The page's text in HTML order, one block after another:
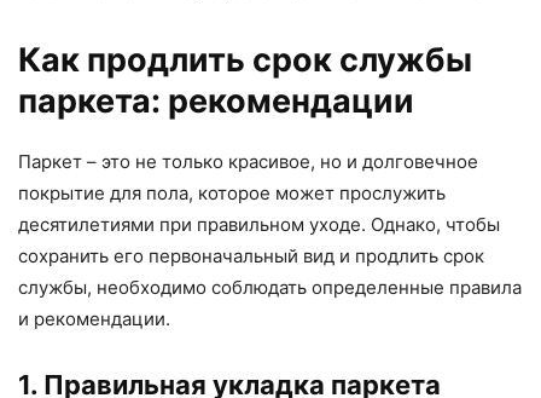
Как продлить срок службы
паркета: рекомендации
Паркет – это не только красивое, но и долговечное
покрытие для пола, которое может прослужить
десятилетиями при правильном уходе. Однако, чтобы
сохранить его первоначальный вид и продлить срок
службы, необходимо соблюдать определенные правила
и рекомендации.
1. Правильная укладка паркета